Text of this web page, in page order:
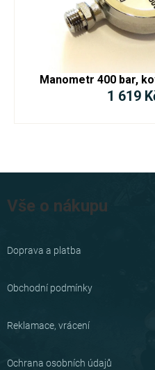
Manometr 400 bar,
1 619
á
a
Vše o nákupu
Doprava a platba
Obchodní podmínky
Reklamace, vrácení
Ochrana osobních údajů